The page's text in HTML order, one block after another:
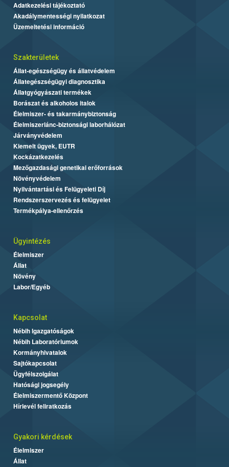
Adatkezelési tájékoztató
Akadálymentességi nyilatkozat
Üzemeltetési információ
Szakterületek
Állat-egészségügy és állatvédelem
Állategészségügyi diagnosztika
Állatgyógyászati termékek
Borászat és alkoholos italok
Élelmiszer- és takarmánybiztonság
Élelmiszerlánc-biztonsági laborhálózat
Járványvédelem
Kiemelt ügyek, EUTR
Kockázatkezelés
Mezőgazdasági genetikai erőforrások
Növényvédelem
Nyilvántartási és Felügyeleti Díj
Rendszerszervezés és felügyelet
Termékpálya-ellenőrzés
Ügyintézés
Élelmiszer
Állat
Növény
Labor/Egyéb
Kapcsolat
Nébih Igazgatóságok
Nébih Laboratóriumok
Kormányhivatalok
Sajtókapcsolat
Ügyfélszolgálat
Hatósági jogsegély
Élelmiszermentő Központ
Hírlevél feliratkozás
Gyakori kérdések
Élelmiszer
Állat